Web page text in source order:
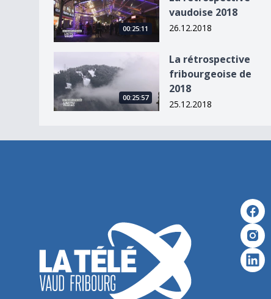
00:25:11
vaudoise 2018
26.12.2018
La rétrospective fribourgeoise de 2018
00:25:57
La rétrospective
fribourgeoise de
2018
25.12.2018